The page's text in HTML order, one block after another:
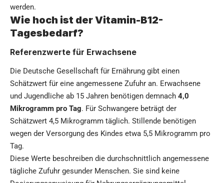
werden.
Wie hoch ist der Vitamin-B12-
Tagesbedarf?
Referenzwerte für Erwachsene
Die Deutsche Gesellschaft für Ernährung gibt einen
Schätzwert für eine angemessene Zufuhr an. Erwachsene
und Jugendliche ab 15 Jahren benötigen demnach 4,0
Mikrogramm pro Tag. Für Schwangere beträgt der
Schätzwert 4,5 Mikrogramm täglich. Stillende benötigen
wegen der Versorgung des Kindes etwa 5,5 Mikrogramm pro
Tag.
Diese Werte beschreiben die durchschnittlich angemessene
tägliche Zufuhr gesunder Menschen. Sie sind keine